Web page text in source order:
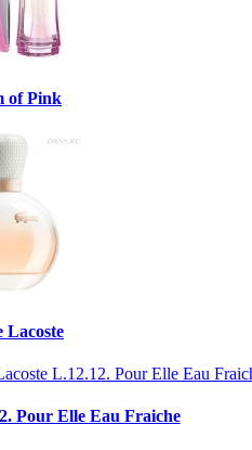
of Pink
Lacoste
Pour Elle Eau Fraiche